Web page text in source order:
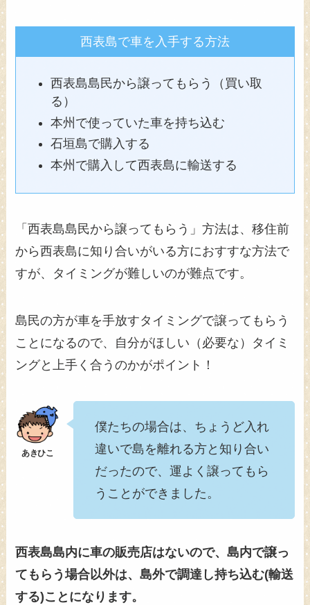
西表島で車を入手する方法
西表島島民から譲ってもらう（買い取
る）
本州で使っていた車を持ち込む
石垣島で購入する
本州で購入して西表島に輸送する
「西表島島民から譲ってもらう」方法は、移住前
から西表島に知り合いがいる方におすすな方法で
すが、タイミングが難しいのが難点です。
島民の方が車を手放すタイミングで譲ってもらう
ことになるので、自分がほしい（必要な）タイミ
ングと上手く合うのかがポイント！
僕たちの場合は、ちょうど入れ
違いで島を離れる方と知り合い
だったので、運よく譲ってもら
うことができました。
西表島島内に車の販売店はないので、島内で譲っ
てもらう場合以外は、島外で調達し持ち込む(輸送
する)ことになります。